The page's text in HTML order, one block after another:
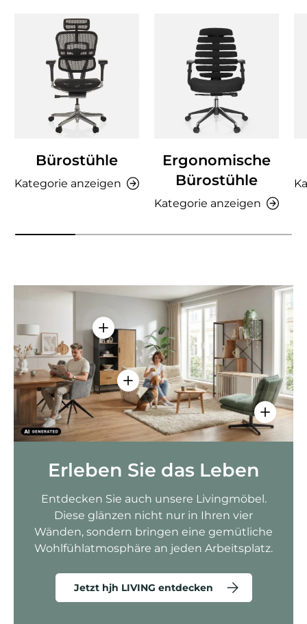
Bürostühle
Kategorie anzeigen
Ergonomische
Bürostühle
Kategorie anzeigen
Einzelheiten anzeigen - AMIO H -
Einzelheiten anzeigen - Sitzolo 2
Erleben Sie das Leben
Entdecken Sie auch unsere Livingmöbel.
Diese glänzen nicht nur in Ihren vier
Wänden, sondern bringen eine gemütliche
Wohlfühlatmosphäre an jeden Arbeitsplatz.
Jetzt hjh LIVING entdecken